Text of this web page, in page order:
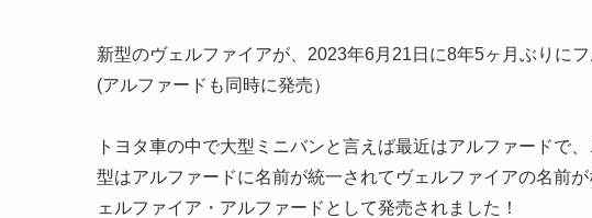
新型のヴェルファイアが、2023年6月21日に8年5ヶ月ぶりに
(アルファードも同時に発売）
トヨタ車の中で大型ミニバンと言えば最近はアルファードで
型はアルファードに名前が統一されてヴェルファイアの名前
ェルファイア・アルファードとして発売されました！